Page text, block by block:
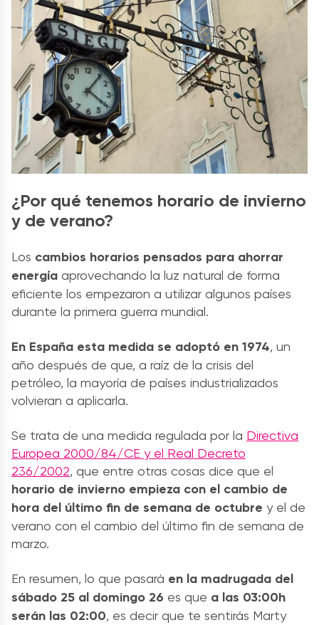
¿Por qué tenemos horario de invierno
y de verano?
Los cambios horarios pensados para ahorrar
energía aprovechando la luz natural de forma
eficiente los empezaron a utilizar algunos países
durante la primera guerra mundial.
En España esta medida se adoptó en 1974, un
año después de que, a raíz de la crisis del
petróleo, la mayoría de países industrializados
volvieran a aplicarla.
Se trata de una medida regulada por la Directiva
Europea 2000/84/CE y el Real Decreto
236/2002, que entre otras cosas dice que el
horario de invierno empieza con el cambio de
hora del último fin de semana de octubre y el de
verano con el cambio del último fin de semana de
marzo.
En resumen, lo que pasará en la madrugada del
sábado 25 al domingo 26 es que a las 03:00h
serán las 02:00, es decir que te sentirás Marty